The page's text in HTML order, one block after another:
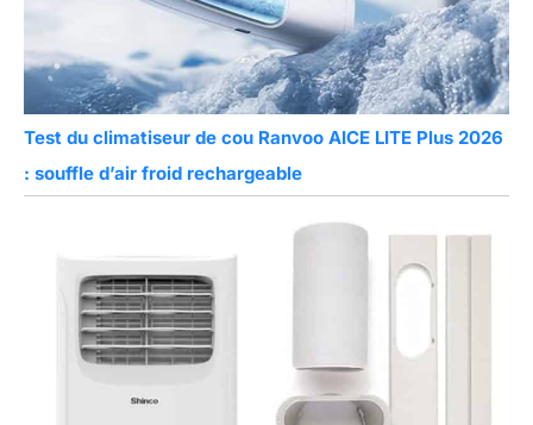
Test du climatiseur de cou Ranvoo AICE LITE Plus 2026
: souffle d’air froid rechargeable